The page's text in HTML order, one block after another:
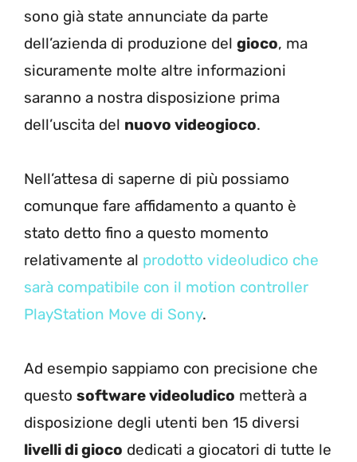
sono già state annunciate da parte
dell’azienda di produzione del gioco, ma
sicuramente molte altre informazioni
saranno a nostra disposizione prima
dell’uscita del nuovo videogioco.
Nell’attesa di saperne di più possiamo
comunque fare affidamento a quanto è
stato detto fino a questo momento
relativamente al prodotto videoludico che
sarà compatibile con il motion controller
PlayStation Move di Sony.
Ad esempio sappiamo con precisione che
questo software videoludico metterà a
disposizione degli utenti ben 15 diversi
livelli di gioco dedicati a giocatori di tutte le